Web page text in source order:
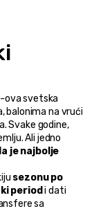
ova svetska
balonima na vrući
Svake godine,
Ali jedno
je najbolje
sezonu po
period i dati
sa